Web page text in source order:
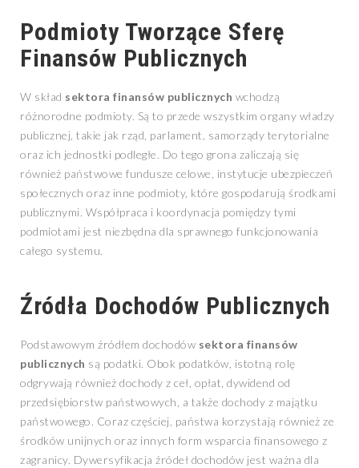
Podmioty Tworzące Sferę
Finansów Publicznych
W skład sektora finansów publicznych wchodzą
różnorodne podmioty. Są to przede wszystkim organy władzy
publicznej, takie jak rząd, parlament, samorządy terytorialne
oraz ich jednostki podległe. Do tego grona zaliczają się
również państwowe fundusze celowe, instytucje ubezpieczeń
społecznych oraz inne podmioty, które gospodarują środkami
publicznymi. Współpraca i koordynacja pomiędzy tymi
podmiotami jest niezbędna dla sprawnego funkcjonowania
całego systemu.
Źródła Dochodów Publicznych
Podstawowym źródłem dochodów sektora finansów
publicznych są podatki. Obok podatków, istotną rolę
odgrywają również dochody z ceł, opłat, dywidend od
przedsiębiorstw państwowych, a także dochody z majątku
państwowego. Coraz częściej, państwa korzystają również ze
środków unijnych oraz innych form wsparcia finansowego z
zagranicy. Dywersyfikacja źródeł dochodów jest ważna dla